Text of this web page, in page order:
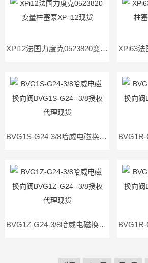
XPi12法国力度克0523820变量柱塞泵XP-i12现货
BVG1S-G24-3/8哈威电磁换向阀BVG1S-G24--3/8授权代理现货
BVG1Z-G24-3/8哈威电磁换向阀BVG1Z-G24--3/8授权代理现货